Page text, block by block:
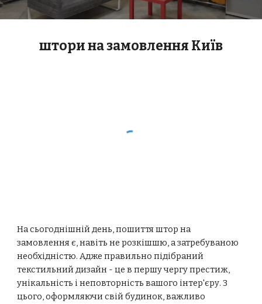
штори на замовлення Київ
На сьогоднішній день, пошиття штор на
замовлення є, навіть не розкішшю, а затребуваною
необхідністю. Адже правильно підібраний
текстильний дизайн - це в першу чергу престиж,
унікальність і неповторність вашого інтер'єру. З
цього, оформляючи свій будинок, важливо